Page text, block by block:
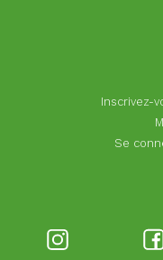
Inscrivez-
Se
Réseaux